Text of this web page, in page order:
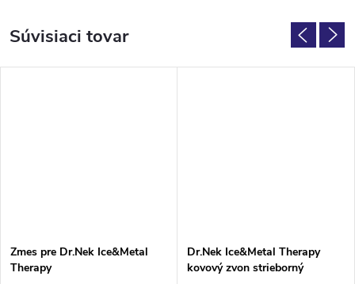
Súvisiaci tovar
Zmes pre Dr.Nek Ice&Metal
Therapy
Dr.Nek Ice&Metal Therapy
kovový zvon strieborný